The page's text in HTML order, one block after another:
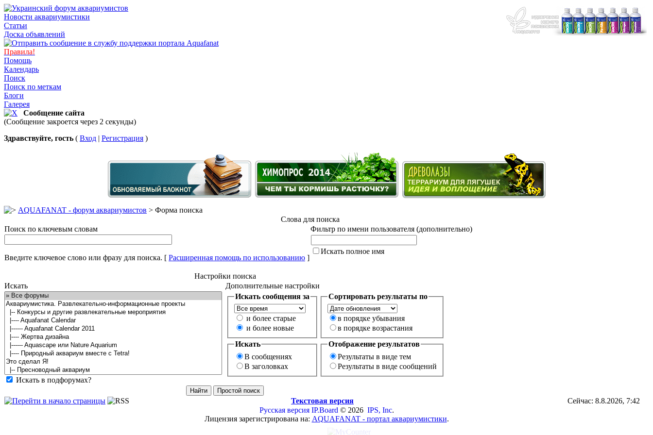
Новости аквариумистики
Статьи
Доска объявлений
Правила!
Помощь
Календарь
Поиск
Поиск по меткам
Блоги
Галерея
Сообщение сайта
(Сообщение закроется через 2 секунды)
Здравствуйте, гость ( Вход | Регистрация )
AQUAFANAT - форум аквариумистов > Форма поиска
Слова для поиска
Поиск по ключевым словам
Фильтр по имени пользователя (дополнительно)
Введите ключевое слово или фразу для поиска. [ Расширенная помощь по использованию ]
Искать полное имя
Настройки поиска
Искать
Дополнительные настройки
Искать в подфорумах?
Искать сообщения за
и более старые
и более новые
Сортировать результаты по
в порядке убывания
в порядке возрастания
Искать
В сообщениях
В заголовках
Отображение результатов
Результаты в виде тем
Результаты в виде сообщений
Текстовая версия
Сейчас: 8.8.2026, 7:42
Русская версия IP.Board © 2026 IPS, Inc.
Лицензия зарегистрирована на: AQUAFANAT - портал аквариумистики.